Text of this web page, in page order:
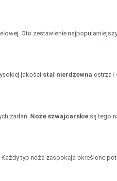
Oto zestawienie
jakości stal nierdzewna ostrza i
zadań. Noże szwajcarskie są tego
typ noża zaspokaja określone